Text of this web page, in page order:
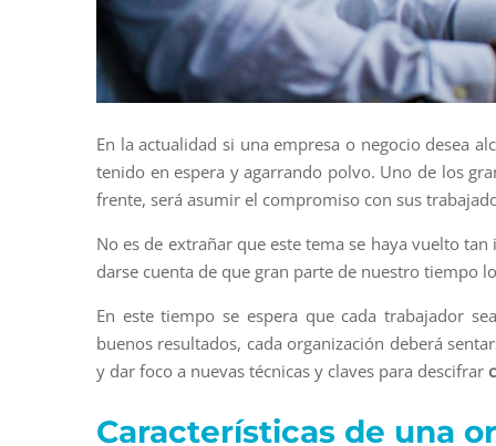
En la actualidad si una empresa o negocio desea
tenido en espera y agarrando polvo. Uno de los
frente, será asumir el compromiso con sus
No es de extrañar que este tema se haya vuelto
darse cuenta de que gran parte de nuestro tiempo
En este tiempo se espera que cada trabajador
buenos resultados, cada organización deberá
y dar foco a nuevas técnicas y claves para descifrar
Características de una